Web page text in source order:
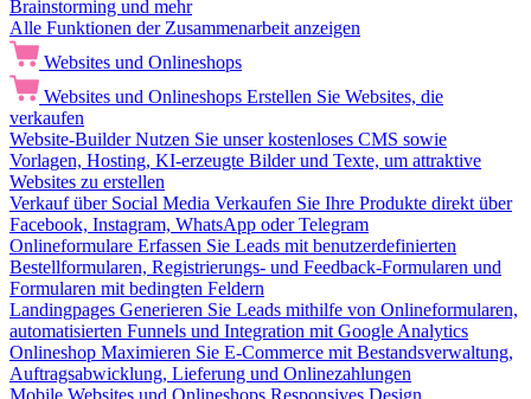
Brainstorming und mehr
Alle Funktionen der Zusammenarbeit anzeigen
Websites und Onlineshops
Websites und Onlineshops Erstellen Sie Websites, die
verkaufen
Website-Builder Nutzen Sie unser kostenloses CMS sowie
Vorlagen, Hosting, KI-erzeugte Bilder und Texte, um attraktive
Websites zu erstellen
Verkauf über Social Media Verkaufen Sie Ihre Produkte direkt über
Facebook, Instagram, WhatsApp oder Telegram
Onlineformulare Erfassen Sie Leads mit benutzerdefinierten
Bestellformularen, Registrierungs- und Feedback-Formularen und
Formularen mit bedingten Feldern
Landingpages Generieren Sie Leads mithilfe von Onlineformularen,
automatisierten Funnels und Integration mit Google Analytics
Onlineshop Maximieren Sie E-Commerce mit Bestandsverwaltung,
Auftragsabwicklung, Lieferung und Onlinezahlungen
Mobile Websites und Onlineshops Responsives Design,